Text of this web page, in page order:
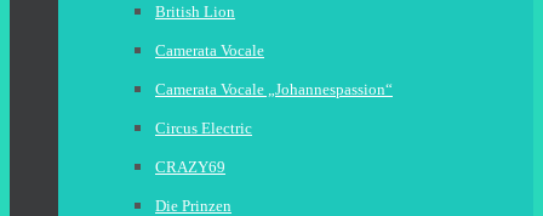
British Lion
Camerata Vocale
Camerata Vocale „Johannespassion“
Circus Electric
CRAZY69
Die Prinzen